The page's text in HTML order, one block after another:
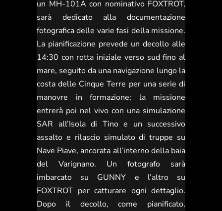
un MH-101A con nominativo FOXTROT,
sarà dedicato alla documentazione
fotografica delle varie fasi della missione.
La pianificazione prevede un decollo alle
14:30 con rotta iniziale verso sud fino al
mare, seguito da una navigazione lungo la
costa delle Cinque Terre per una serie di
manovre in formazione; la missione
entrerà poi nel vivo con una simulazione
SAR all’Isola di Tino e un successivo
assalto e rilascio simulato di truppe su
Nave Piave, ancorata all’interno della baia
del Varignano. Un fotografo sarà
imbarcato su GUNNY e l’altro su
FOXTROT per catturare ogni dettaglio.
Dopo il decollo, come pianificato,